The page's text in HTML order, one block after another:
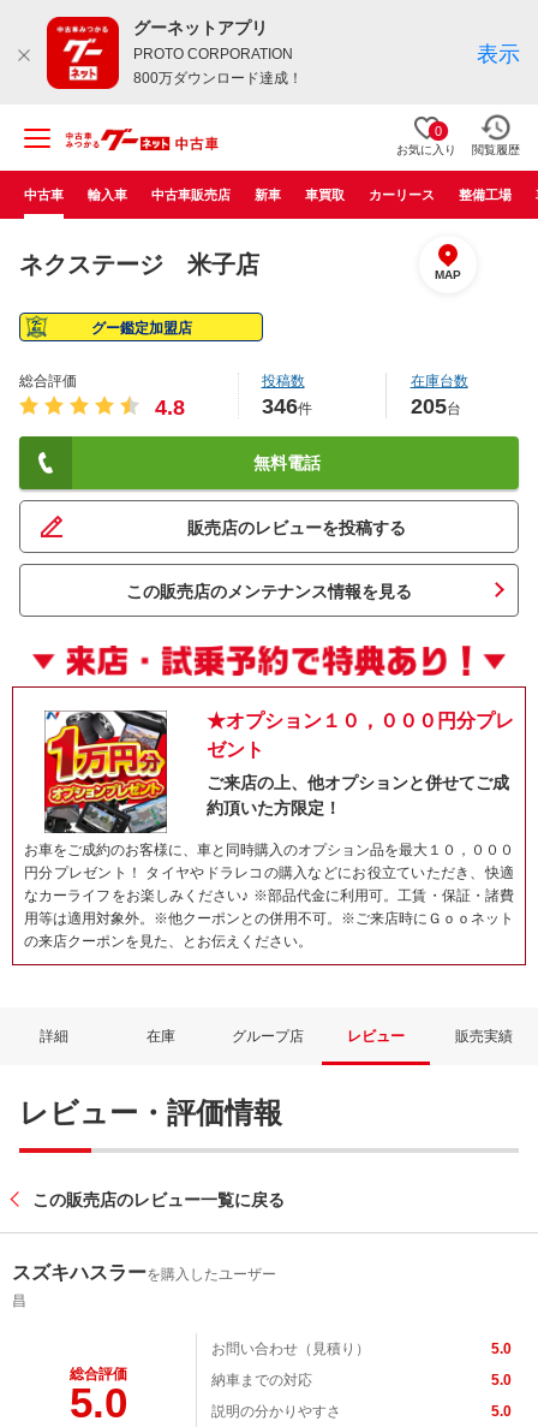
グーネットアプリ
PROTO CORPORATION
800万ダウンロード達成！
表示
0
お気に入り 閲覧履歴
中古車 輸入車 中古車販売店 新車 車買取 カーリース 整備工場
ネクステージ 米子店 MAP
グー鑑定加盟店
総合評価
4.8
投稿数
346件
在庫台数
205台
無料電話
販売店のレビューを投稿する
この販売店のメンテナンス情報を見る
★オプション１０，０００円分プレ
ゼント
ご来店の上、他オプションと併せてご成
約頂いた方限定！
お車をご成約のお客様に、車と同時購入のオプション品を最大１０，０００
円分プレゼント！ タイヤやドラレコの購入などにお役立ていただき、快適
なカーライフをお楽しみください♪ ※部品代金に利用可。工賃・保証・諸費
用等は適用対象外。※他クーポンとの併用不可。※ご来店時にＧｏｏネット
の来店クーポンを見た、とお伝えください。
詳細 在庫 グループ店 レビュー 販売実績
レビュー・評価情報
この販売店のレビュー一覧に戻る
スズキハスラーを購入したユーザー
昌
総合評価
5.0
お問い合わせ（見積り）
5.0
納車までの対応
5.0
説明の分かりやすさ
5.0